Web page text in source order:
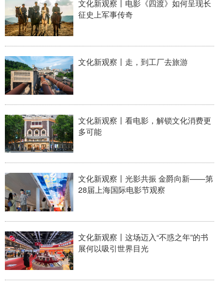
浙江 安徽 福建
山东
广东
四川
陕西
新疆 内蒙古 黑龙江
多语种频道
English Español Français عربى
Русский язык 日本語
文化新观察丨电影《四渡》如何呈现长
征史上军事传奇
文化新观察丨走，到工厂去旅游
文化新观察丨看电影，解锁文化消费更
多可能
文化新观察丨光影共振 金爵向新——第
28届上海国际电影节观察
文化新观察丨这场迈入“不惑之年”的书
展何以吸引世界目光